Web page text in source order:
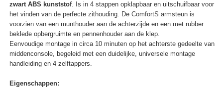
zwart ABS kunststof. Is in 4 stappen opklapbaar en uitschuifbaar voor
het vinden van de perfecte zithouding. De ComfortS armsteun is
voorzien van een munthouder aan de achterzijde en een met rubber
beklede opbergruimte en pennenhouder aan de klep.
Eenvoudige montage in circa 10 minuten op het achterste gedeelte van
middenconsole, begeleid met een duidelijke, universele montage
handleiding en 4 zelftappers.
Eigenschappen: